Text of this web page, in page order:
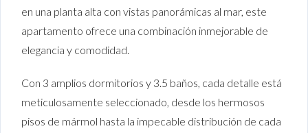
en una planta alta con vistas panorámicas al mar, este
apartamento ofrece una combinación inmejorable de
elegancia y comodidad.
Con 3 amplios dormitorios y 3.5 baños, cada detalle está
meticulosamente seleccionado, desde los hermosos
pisos de mármol hasta la impecable distribución de cada